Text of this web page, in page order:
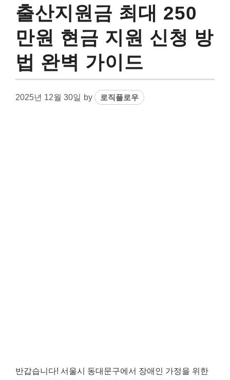
출산지원금 최대 250
만원 현금 지원 신청 방
법 완벽 가이드
2025년 12월 30일 by 로직플로우
반갑습니다! 서울시 동대문구에서 장애인 가정을 위한